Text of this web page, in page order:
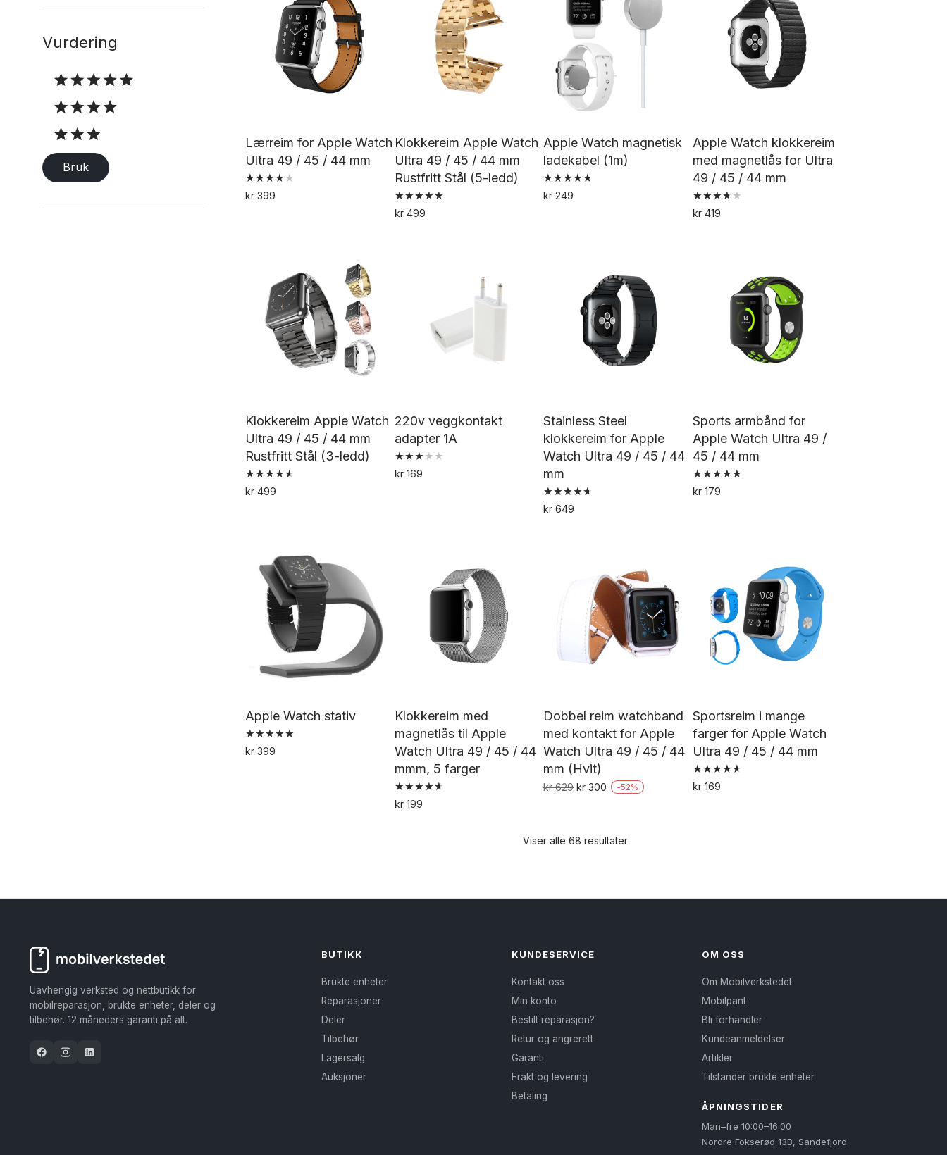
Vurdering
Vurdering
Bruk
varianter.
Alternativene
kan
velges
på
varianter.
Alternativene
velges
på
flere
varianter.
Alternativene
varianter.
Alternativene
kan
velges
på
Lærreim for Apple Watch
Ultra 49 / 45 / 44 mm
Vurdert
4.22
kr 399
varianter.
Alternativene
kan
velges
på
Klokkereim Apple Watch
Ultra 49 / 45 / 44 mm
Rustfritt Stål (5-ledd)
Vurdert
5.00
kr499
flere
varianter.
velges
Apple Watch magnetisk
ladekabel (1m)
Vurdert
4.77
kr 249
Apple Watch klokkereim
med magnetlås for Ultra
49 / 45 / 44 mm
Vurdert
3.78
kr419
flere
varianter.
Alternativene
kan
velges
Klokkereim Apple Watch
Ultra 49 / 45 / 44 mm
Rustfritt Stål (3-ledd)
Vurdert
4.61
kr 499
flere
varianter.
Alternativene
kan
velges
på
produktsiden
220v veggkontakt
adapter 1A
Vurdert
3.00
kr169
Stainless Steel
klokkereim for Apple
Watch Ultra 49 / 45 / 44
mm
Vurdert
4.71
kr 649
flere
varianter.
Alternativene
kan
velges
Sports armbånd for
Apple Watch Ultra 49 /
45 / 44 mm
Vurdert
4.94
kr179
flere
varianter.
Alternativene
kan
velges
på
Apple Watch stativ
Vurdert
5.00
kr 399
velges
Klokkereim med
magnetlås til Apple
Watch Ultra 49 / 45 / 44
mmm, 5 farger
Vurdert
4.75
kr199
varianter.
Dobbel reim watchband
med kontakt for Apple
Watch Ultra 49 / 45 / 44
mm (Hvit)
kr629 Opprinnelig
kr 629.
kr 300 Nåværende
kr 300.
-52%
Sportsreim i mange
farger for Apple Watch
Ultra 49 / 45 / 44 mm
Vurdert
4.65
kr169
Alternativene
produktsiden
Viser alle 68 resultater
Uavhengig verksted og nettbutikk for
mobilreparasjon, brukte enheter, deler og
tilbehør. 12 måneders garanti på alt.
BUTIKK
Brukte enheter
Reparasjoner
Deler
Tilbehør
Lagersalg
Auksjoner
KUNDESERVICE
Kontakt oss
Min konto
Bestilt reparasjon?
Retur og angrerett
Garanti
Frakt og levering
Betaling
OM OSS
Om Mobilverkstedet
Mobilpant
Bli forhandler
Kundeanmeldelser
Artikler
Tilstander brukte enheter
ÅPNINGSTIDER
Man–fre 10:00–16:00
Nordre Fokserød 13B, Sandefjord